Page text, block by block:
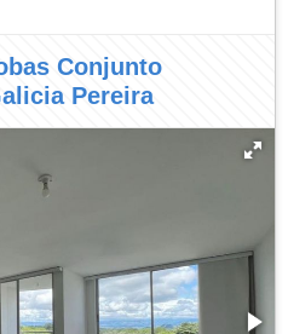
Conjunto
Pereira